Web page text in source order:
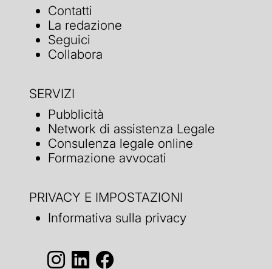
Contatti
La redazione
Seguici
Collabora
SERVIZI
Pubblicità
Network di assistenza Legale
Consulenza legale online
Formazione avvocati
PRIVACY E IMPOSTAZIONI
Informativa sulla privacy